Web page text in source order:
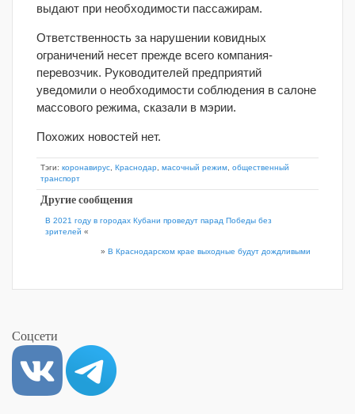
выдают при необходимости пассажирам.
Ответственность за нарушении ковидных
ограничений несет прежде всего компания-
перевозчик. Руководителей предприятий
уведомили о необходимости соблюдения в салоне
массового режима, сказали в мэрии.
Похожих новостей нет.
Тэги: коронавирус Краснодар масочный режим общественный
транспорт
Другие сообщения
В 2021 году в городах Кубани проведут парад Победы без
зрителей «
» В Краснодарском крае выходные будут дождливыми
Соцсети